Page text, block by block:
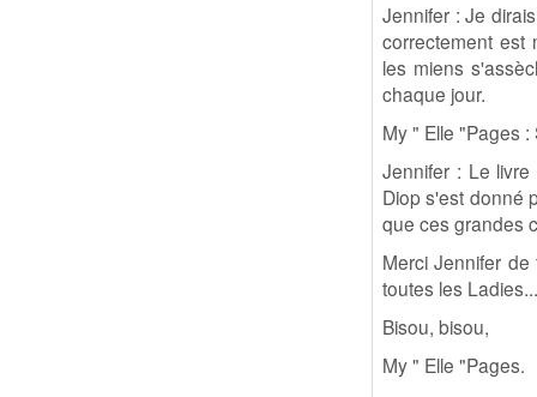
Jennifer : Je
correctement est
les miens
chaque jour.
My " Elle "Pages
Jennifer : Le
Diop s'est donné
que ces grandes
Merci Jennifer
toutes les Ladies...
Bisou, bisou,
My " Elle "Pages.